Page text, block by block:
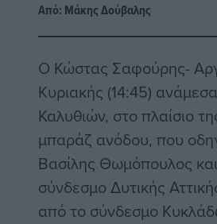
Από: Μάκης Δούβαλης
Ο Κώστας Σαφούρης-
Κυριακής (14:45)
Καλυθιών, στο πλαίσιο
μπαράζ ανόδου, που
Βασίλης Θωμόπουλος
σύνδεσμο Δυτικής
από το σύνδεσμο